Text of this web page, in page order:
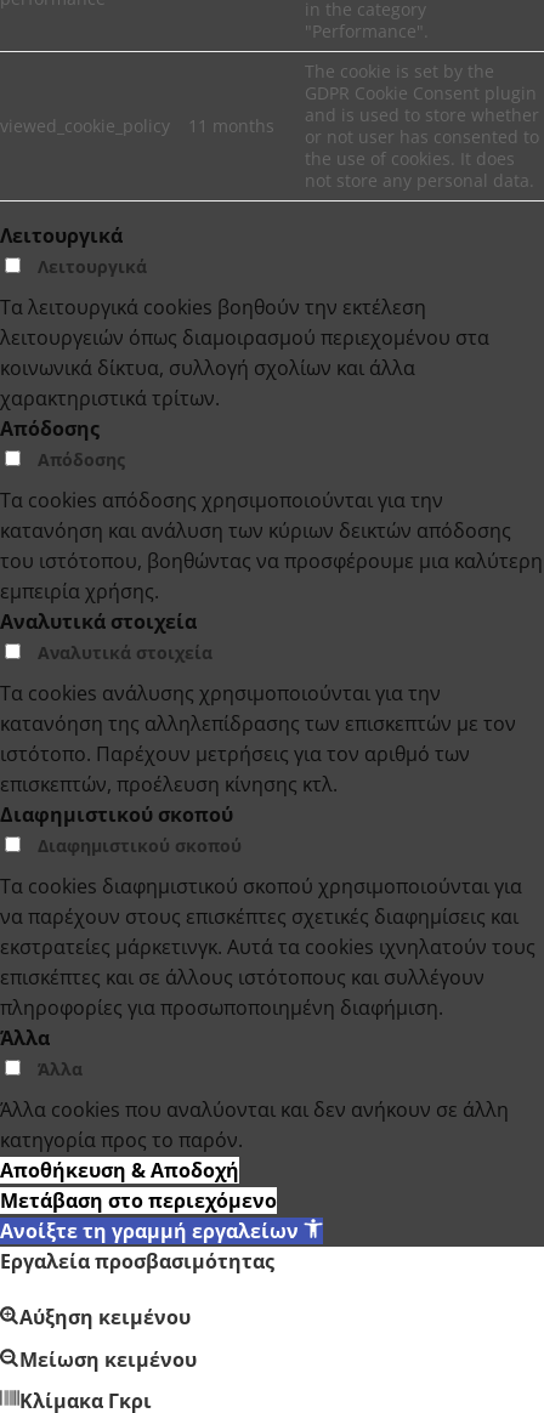
in the category
"Performance".
viewed_cookie_policy 11 months
The cookie is set by the
GDPR Cookie Consent plugin
and is used to store whether
or not user has consented to
the use of cookies. It does
not store any personal data.
Λειτουργικά
Λειτουργικά
Τα λειτουργικά cookies βοηθούν την εκτέλεση
λειτουργειών όπως διαμοιρασμού περιεχομένου στα
κοινωνικά δίκτυα, συλλογή σχολίων και άλλα
χαρακτηριστικά τρίτων.
Απόδοσης
Απόδοσης
Τα cookies απόδοσης χρησιμοποιούνται για την
κατανόηση και ανάλυση των κύριων δεικτών απόδοσης
του ιστότοπου, βοηθώντας να προσφέρουμε μια καλύτερη
εμπειρία χρήσης.
Αναλυτικά στοιχεία
Αναλυτικά στοιχεία
Τα cookies ανάλυσης χρησιμοποιούνται για την
κατανόηση της αλληλεπίδρασης των επισκεπτών με τον
ιστότοπο. Παρέχουν μετρήσεις για τον αριθμό των
επισκεπτών, προέλευση κίνησης κτλ.
Διαφημιστικού σκοπού
Διαφημιστικού σκοπού
Τα cookies διαφημιστικού σκοπού χρησιμοποιούνται για
να παρέχουν στους επισκέπτες σχετικές διαφημίσεις και
εκστρατείες μάρκετινγκ. Αυτά τα cookies ιχνηλατούν τους
επισκέπτες και σε άλλους ιστότοπους και συλλέγουν
πληροφορίες για προσωποποιημένη διαφήμιση.
Άλλα
Άλλα
Άλλα cookies που αναλύονται και δεν ανήκουν σε άλλη
κατηγορία προς το παρόν.
Αποθήκευση & Αποδοχή
Μετάβαση στο περιεχόμενο
Ανοίξτε τη γραμμή εργαλείων
Εργαλεία προσβασιμότητας
Αύξηση κειμένου
Μείωση κειμένου
Κλίμακα Γκρι